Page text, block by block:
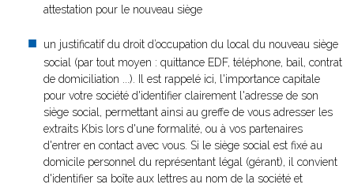
attestation pour le nouveau siège
un justificatif du droit d’occupation du local du nouveau siège
social (par tout moyen : quittance EDF, téléphone, bail, contrat
de domiciliation ...). Il est rappelé ici, l'importance capitale
pour votre société d'identifier clairement l'adresse de son
siège social, permettant ainsi au greffe de vous adresser les
extraits Kbis lors d'une formalité, ou à vos partenaires
d'entrer en contact avec vous. Si le siège social est fixé au
domicile personnel du représentant légal (gérant), il convient
d'identifier sa boîte aux lettres au nom de la société et